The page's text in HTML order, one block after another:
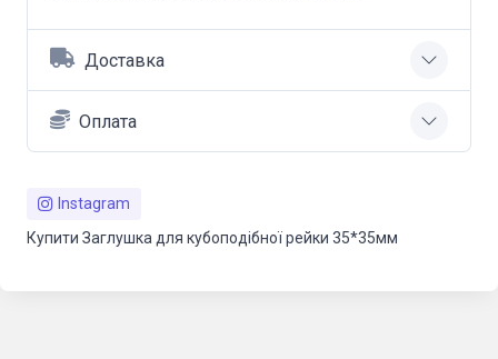
Доставка
Оплата
Instagram
Купити Заглушка для кубоподібної рейки 35*35мм